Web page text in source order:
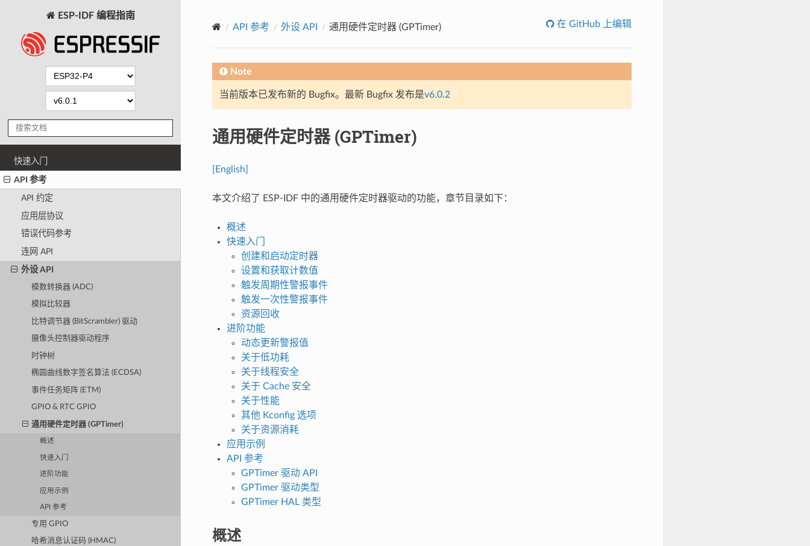
ESP-IDF 编程指南
快速入门
API 参考
API 约定
应用层协议
错误代码参考
连网 API
外设 API
模数转换器 (ADC)
模拟比较器
比特调节器 (BitScrambler) 驱动
摄像头控制器驱动程序
时钟树
椭圆曲线数字签名算法 (ECDSA)
事件任务矩阵 (ETM)
GPIO & RTC GPIO
通用硬件定时器 (GPTimer)
概述
快速入门
进阶功能
应用示例
API 参考
专用 GPIO
哈希消息认证码 (HMAC)
API 参考 外设 API 通用硬件定时器 (GPTimer) 在 GitHub 上编辑
Note
当前版本已发布新的 Bugfix。最新 Bugfix 发布是v6.0.2
通用硬件定时器 (GPTimer)
[English]
本文介绍了 ESP-IDF 中的通用硬件定时器驱动的功能，章节目录如下：
概述
快速入门
创建和启动定时器
设置和获取计数值
触发周期性警报事件
触发一次性警报事件
资源回收
进阶功能
动态更新警报值
关于低功耗
关于线程安全
关于 Cache 安全
关于性能
其他 Kconfig 选项
关于资源消耗
应用示例
API 参考
GPTimer 驱动 API
GPTimer 驱动类型
GPTimer HAL 类型
概述